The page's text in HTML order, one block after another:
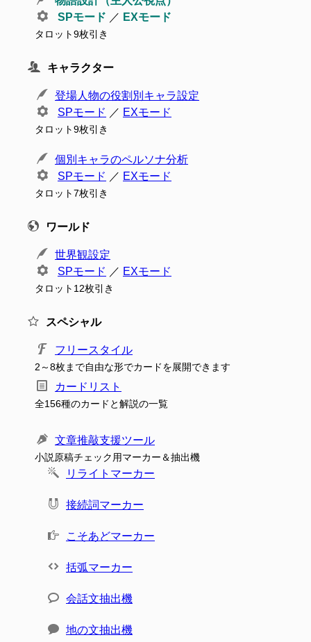
SPモード ／ EXモード
タロット9枚引き
キャラクター
登場人物の役割別キャラ設定
SPモード ／ EXモード
タロット9枚引き
個別キャラのペルソナ分析
SPモード ／ EXモード
タロット7枚引き
ワールド
世界観設定
SPモード ／ EXモード
タロット12枚引き
スペシャル
フリースタイル
2～8枚まで自由な形でカードを展開できます
カードリスト
全156種のカードと解説の一覧
文章推敲支援ツール
小説原稿チェック用マーカー＆抽出機
リライトマーカー
接続詞マーカー
こそあどマーカー
括弧マーカー
会話文抽出機
地の文抽出機